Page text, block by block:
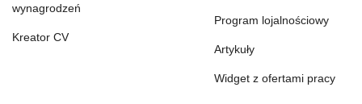
wynagrodzeń
Kreator CV
Program lojalnościowy
Artykuły
Widget z ofertami pracy